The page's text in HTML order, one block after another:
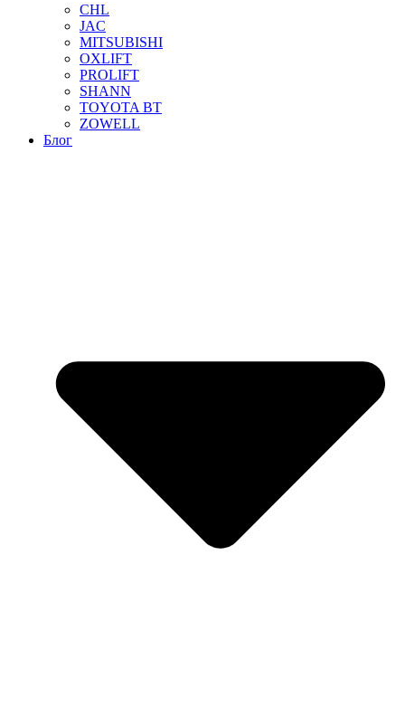
CHL
JAC
MITSUBISHI
OXLIFT
PROLIFT
SHANN
TOYOTA BT
ZOWELL
Блог